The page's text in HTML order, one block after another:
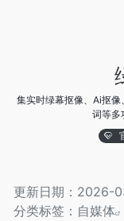
集实时绿幕抠像、Ai抠
词等多
更新日期：2026-
分类标签： 自媒体